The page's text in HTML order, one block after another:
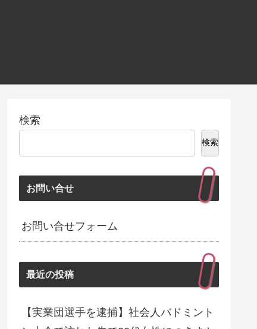
検索
検索
お問い合せ
お問い合せフォーム
最近の投稿
【実業団選手を逮捕】社会人バドミント